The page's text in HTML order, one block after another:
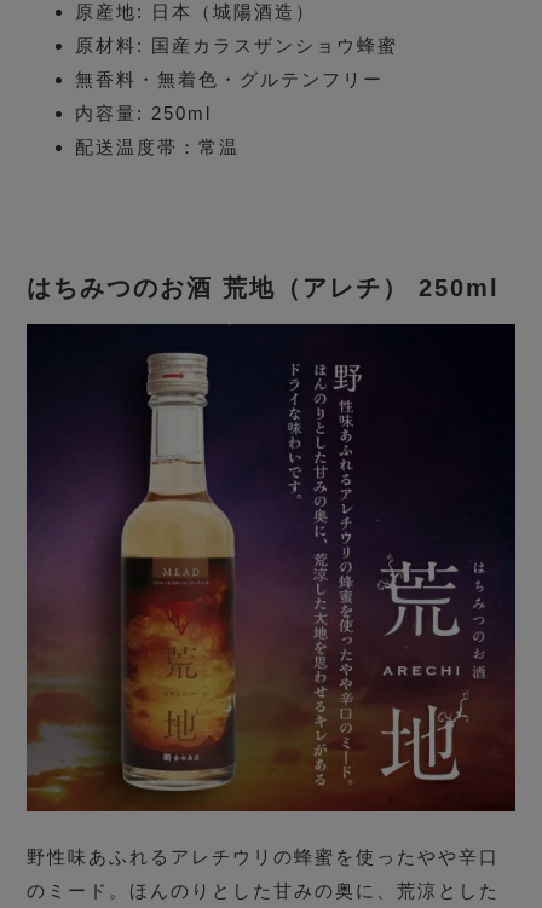
原産地: 日本（城陽酒造）
原材料: 国産カラスザンショウ蜂蜜
無香料・無着色・グルテンフリー
内容量: 250ml
配送温度帯：常温
はちみつのお酒 荒地（アレチ） 250ml
野性味あふれるアレチウリの蜂蜜を使ったやや辛口
のミード。ほんのりとした甘みの奥に、荒涼とした